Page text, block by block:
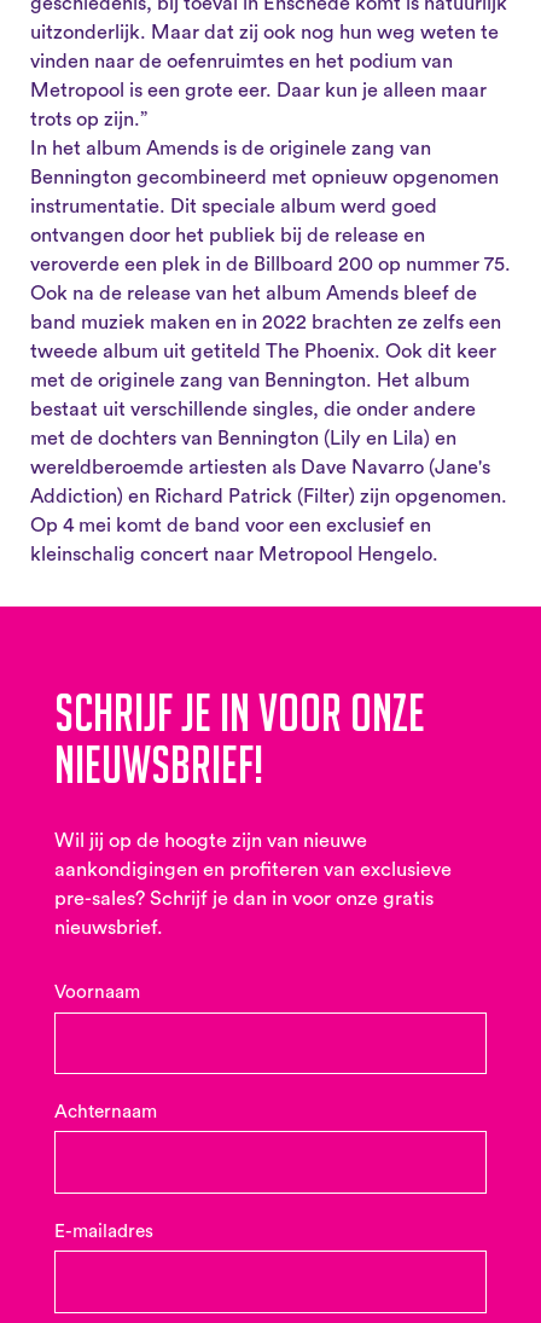
uitzonderlijk. Maar dat zij ook nog hun weg weten te
vinden naar de oefenruimtes en het podium van
Metropool is een grote eer. Daar kun je alleen maar
trots op zijn.”
In het album Amends is de originele zang van
Bennington gecombineerd met opnieuw opgenomen
instrumentatie. Dit speciale album werd goed
ontvangen door het publiek bij de release en
veroverde een plek in de Billboard 200 op nummer 75.
Ook na de release van het album Amends bleef de
band muziek maken en in 2022 brachten ze zelfs een
tweede album uit getiteld The Phoenix. Ook dit keer
met de originele zang van Bennington. Het album
bestaat uit verschillende singles, die onder andere
met de dochters van Bennington (Lily en Lila) en
wereldberoemde artiesten als Dave Navarro (Jane's
Addiction) en Richard Patrick (Filter) zijn opgenomen.
Op 4 mei komt de band voor een exclusief en
kleinschalig concert naar Metropool Hengelo.
Schrijf je in voor onze
nieuwsbrief!
Wil jij op de hoogte zijn van nieuwe
aankondigingen en profiteren van exclusieve
pre-sales? Schrijf je dan in voor onze gratis
nieuwsbrief.
Voornaam
Achternaam
E-mailadres